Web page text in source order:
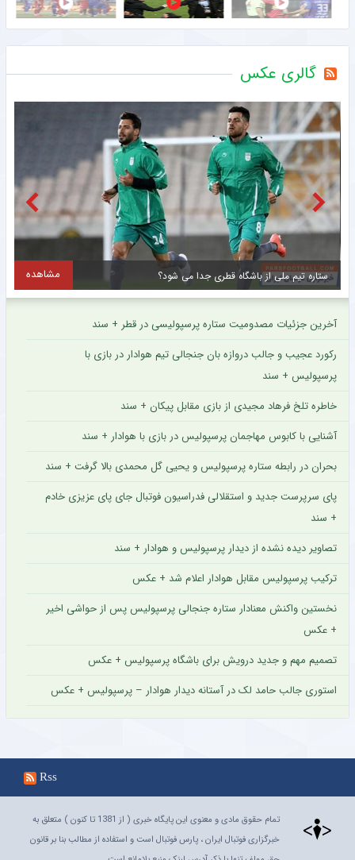
گالری عکس
ستاره تیم ملی از باشگاه قطری جدا می شود؟ مشاهده
آخرین جزئیات مصدومیت ستاره پرسپولیسی در قطر + سند
رکورد عجیب و جالب دروازه بان جنجالی تیم هوادار در بازی با
پرسپولیس + سند
خاطره تلخ فرهاد مجیدی از بازی مقابل پیکان + سند
آشنایی با کابوس مهاجمان پرسپولیس در بازی با هوادار + سند
بحران در رابطه ستاره پرسپولیس و یحیی گل محمدی بالا گرفت + سند
پای سرپرست جدید و استقلالی فدراسیون فوتبال جای پای عزیزی خادم
+ سند
تصاویر دیده نشده از دیدار پرسپولیس و هوادار + سند
ترکیب پرسپولیس مقابل هوادار اعلام شد + عکس
نخستین واکنش معنادار ستاره جنجالی پرسپولیس پس از حواشی اخیر
+ عکس
تصمیم مهم و جدید درویش برای باشگاه پرسپولیس + عکس
استوری جالب حامد لک در آستانه دیدار هوادار – پرسپولیس + عکس
Rss
تمام حقوق مادی و معنوی این پایگاه خبری ( از 1381 تا کنون ) متعلق به
خبرگزاری فوتبال ایران ، پارس فوتبال است و استفاده از مطالب بنا بر قانون